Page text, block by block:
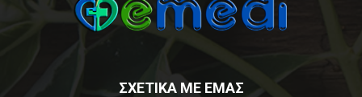
ΣΧΕΤΙΚΑ ΜΕ ΕΜΑΣ